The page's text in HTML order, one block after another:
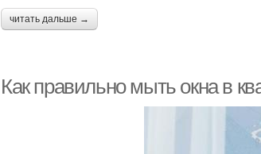
читать дальше →
Как правильно мыть окна в